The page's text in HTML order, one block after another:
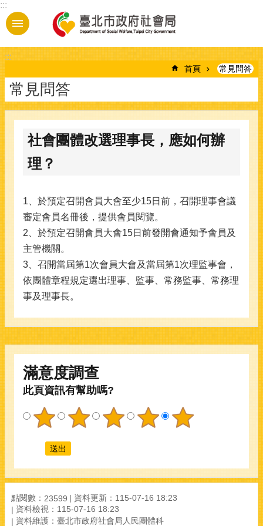
跳到主要內容區塊
:::
:::
首頁 常見問答
常見問答
社會團體改選理事長，應如何辦
理？
1、於預定召開會員大會至少15日前，召開理事會議
審定會員名冊後，提供會員閱覽。
2、於預定召開會員大會15日前發開會通知予會員及
主管機關。
3、召開當屆第1次會員大會及當屆第1次理監事會，
依團體章程規定選出理事、監事、常務監事、常務理
事及理事長。
滿意度調查
此頁資訊有幫助嗎?
點閱數： 23599
資料更新：115-07-16 18:23
資料檢視：115-07-16 18:23
資料維護：臺北市政府社會局人民團體科